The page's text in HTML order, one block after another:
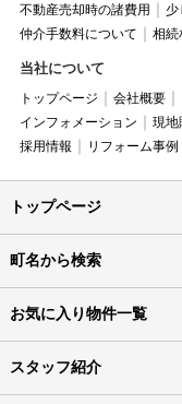
不動産売却時の諸費用
少
仲介手数料について
相続
当社について
トップページ 会社概要
インフォメーション
現地
採用情報
リフォーム事例
トップページ
町名から検索
お気に入り物件一覧
スタッフ紹介